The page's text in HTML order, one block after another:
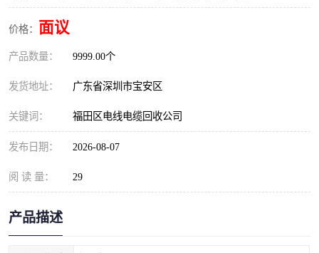
价格： 面议
产品数量： 9999.00个
发货地址： 广东省深圳市宝安区
关键词： 福田区电线电缆回收公司
发布日期： 2026-08-07
阅 读 量： 29
产品描述